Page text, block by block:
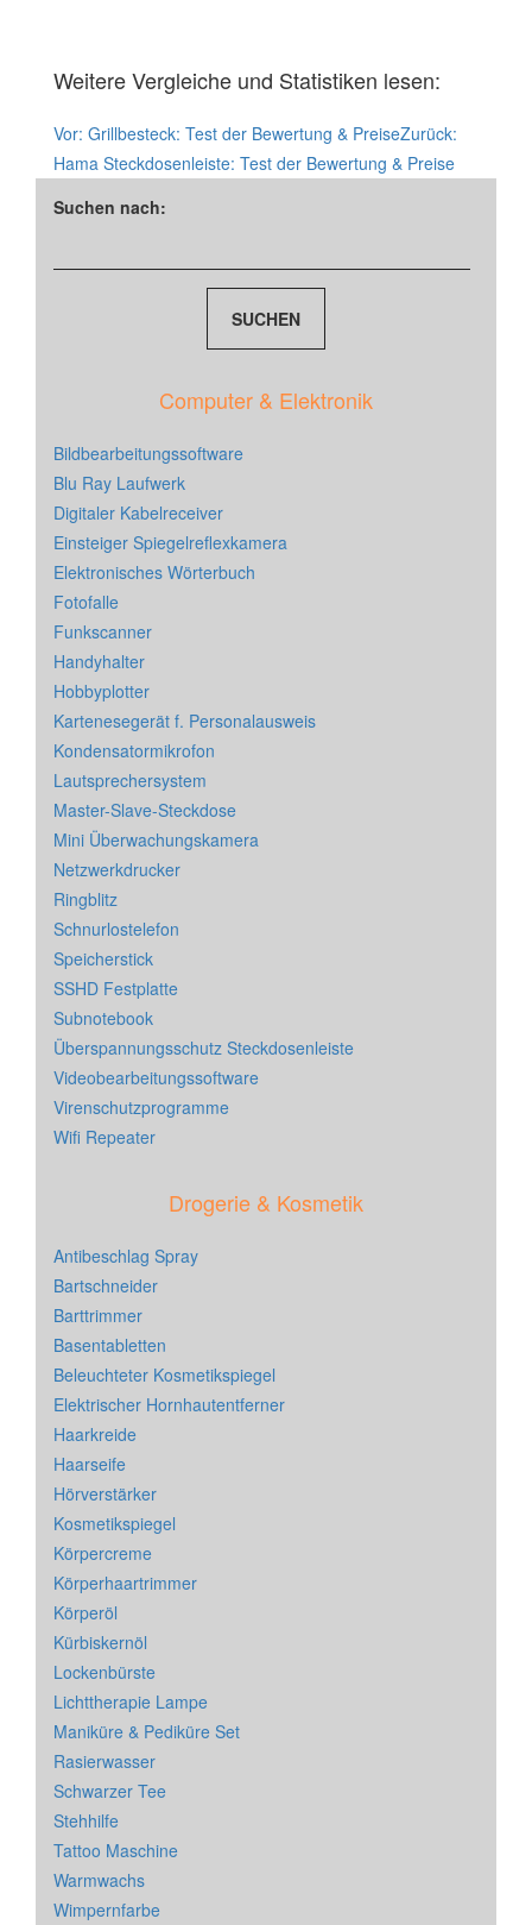
Weitere Vergleiche und Statistiken lesen:
Vor: Grillbesteck: Test der Bewertung & PreiseZurück:
Hama Steckdosenleiste: Test der Bewertung & Preise
Suchen nach:
Computer & Elektronik
Bildbearbeitungssoftware
Blu Ray Laufwerk
Digitaler Kabelreceiver
Einsteiger Spiegelreflexkamera
Elektronisches Wörterbuch
Fotofalle
Funkscanner
Handyhalter
Hobbyplotter
Kartenesegerät f. Personalausweis
Kondensatormikrofon
Lautsprechersystem
Master-Slave-Steckdose
Mini Überwachungskamera
Netzwerkdrucker
Ringblitz
Schnurlostelefon
Speicherstick
SSHD Festplatte
Subnotebook
Überspannungsschutz Steckdosenleiste
Videobearbeitungssoftware
Virenschutzprogramme
Wifi Repeater
Drogerie & Kosmetik
Antibeschlag Spray
Bartschneider
Barttrimmer
Basentabletten
Beleuchteter Kosmetikspiegel
Elektrischer Hornhautentferner
Haarkreide
Haarseife
Hörverstärker
Kosmetikspiegel
Körpercreme
Körperhaartrimmer
Körperöl
Kürbiskernöl
Lockenbürste
Lichttherapie Lampe
Maniküre & Pediküre Set
Rasierwasser
Schwarzer Tee
Stehhilfe
Tattoo Maschine
Warmwachs
Wimpernfarbe